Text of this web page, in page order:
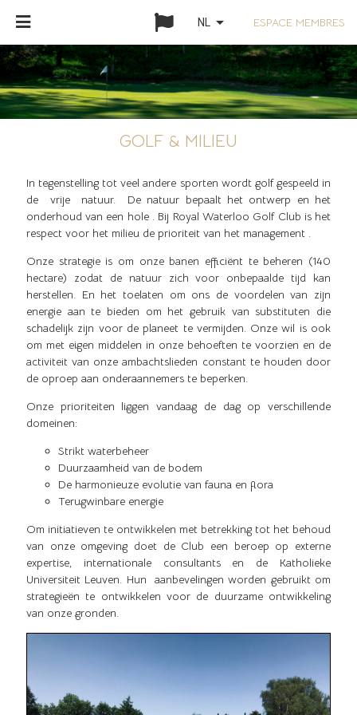
ESPACE MEMBRES
NL arrow_drop_down
GOLF & MILIEU
In tegenstelling tot veel andere sporten wordt golf gespeeld in
de vrije natuur. De natuur bepaalt het ontwerp en het
onderhoud van een hole . Bij Royal Waterloo Golf Club is het
respect voor het milieu de prioriteit van het management .
Onze strategie is om onze banen efficiënt te beheren (140
hectare) zodat de natuur zich voor onbepaalde tijd kan
herstellen. En het toelaten om ons de voordelen van zijn
energie aan te bieden om het gebruik van substituten die
schadelijk zijn voor de planeet te vermijden. Onze wil is ook
om met eigen middelen in onze behoeften te voorzien en de
activiteit van onze ambachtslieden constant te houden door
de oproep aan onderaannemers te beperken.
Onze prioriteiten liggen vandaag de dag op verschillende
domeinen:
Strikt waterbeheer
Duurzaamheid van de bodem
De harmonieuze evolutie van fauna en flora
Terugwinbare energie
Om initiatieven te ontwikkelen met betrekking tot het behoud
van onze omgeving doet de Club een beroep op externe
expertise, internationale consultants en de Katholieke
Universiteit Leuven. Hun aanbevelingen worden gebruikt om
strategieën te ontwikkelen voor de duurzame ontwikkeling
van onze gronden.